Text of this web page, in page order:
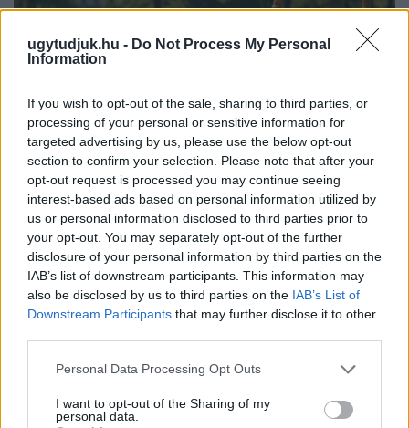
ugytudjuk.hu - Do Not Process My Personal
Information
If you wish to opt-out of the sale, sharing to third parties, or
processing of your personal or sensitive information for
targeted advertising by us, please use the below opt-out
section to confirm your selection. Please note that after your
opt-out request is processed you may continue seeing
interest-based ads based on personal information utilized by
us or personal information disclosed to third parties prior to
your opt-out. You may separately opt-out of the further
disclosure of your personal information by third parties on the
IAB’s list of downstream participants. This information may
also be disclosed by us to third parties on the IAB’s List of
Downstream Participants that may further disclose it to other
Please note that this website/app uses one or more Google
not limited to your visit or usage behaviour. You may click to
grant or deny consent to Google and its third-party tags to
Personal Data Processing Opt Outs
I want to opt-out of the Sharing of my
personal data.
PIKNIK ITALOK: ÍZEK ÉS ÉLMÉNYEK A SZABADBAN
Ahogy tavaszodik és a nap egyre tovább marad velünk, sokaknak
támad kedve kirándulni a természetbe.